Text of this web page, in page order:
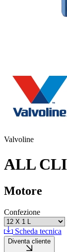
Valvoline
ALL
Motore
Confezione
Scheda tecnica
Diventa cliente